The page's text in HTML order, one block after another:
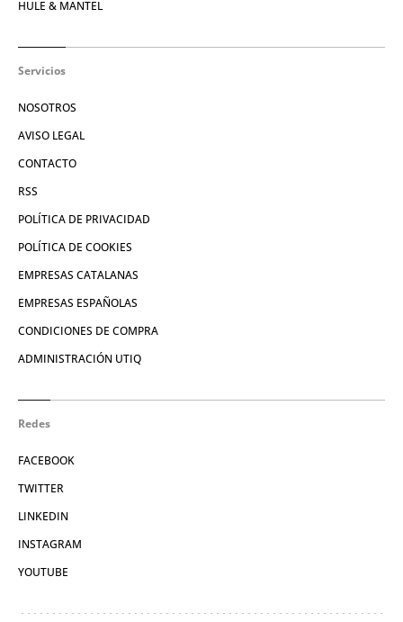
HULE & MANTEL
Servicios
NOSOTROS
AVISO LEGAL
CONTACTO
RSS
POLÍTICA DE PRIVACIDAD
POLÍTICA DE COOKIES
EMPRESAS CATALANAS
EMPRESAS ESPAÑOLAS
CONDICIONES DE COMPRA
ADMINISTRACIÓN UTIQ
Redes
FACEBOOK
TWITTER
LINKEDIN
INSTAGRAM
YOUTUBE